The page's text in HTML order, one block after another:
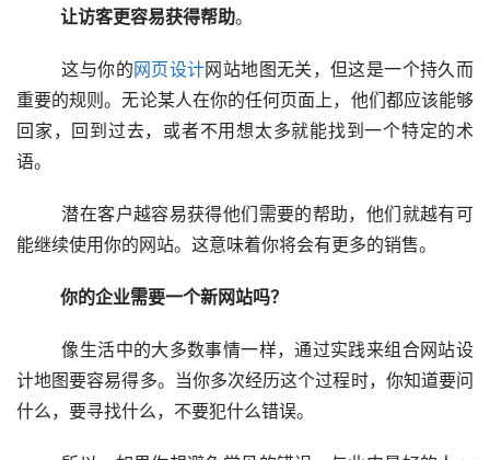
让访客更容易获得帮助。
  　　这与你的
网页设计网站地图无关，但这是一个持久而
重要的规则。无论某人在你的任何页面上，他们都应该能够
回家，回到过去，或者不用想太多就能找到一个特定的术
语。
能继续使用你的网站。这意味着你将会有更多的销售。
你的企业需要一个新网站吗？
计地图要容易得多。当你多次经历这个过程时，你知道要问
什么，要寻找什么，不要犯什么错误。